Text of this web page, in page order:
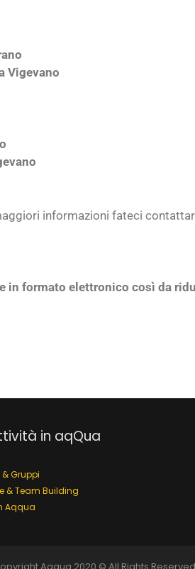
Vigevano
informazioni fateci
formato elettronico così da
in aqQua
Gruppi
& Team Building
Aqqua